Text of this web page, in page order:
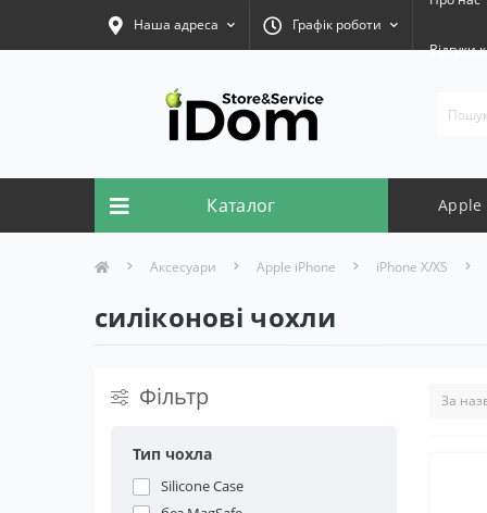
Наша адреса Графік роботи
Відгуки
Каталог Apple
Аксесуари Apple iPhone iPhone X/XS
силіконові чохли
Фільтр
Тип чохла
Silicone Case